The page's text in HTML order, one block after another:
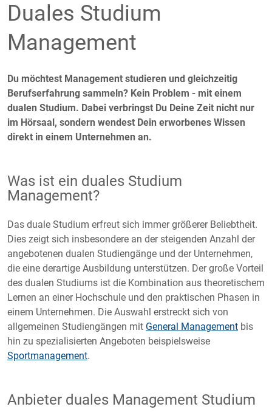
Duales Studium
Management
Du möchtest Management studieren und gleichzeitig
Berufserfahrung sammeln? Kein Problem - mit einem
dualen Studium. Dabei verbringst Du Deine Zeit nicht nur
im Hörsaal, sondern wendest Dein erworbenes Wissen
direkt in einem Unternehmen an.
Was ist ein duales Studium
Management?
Das duale Studium erfreut sich immer größerer Beliebtheit.
Dies zeigt sich insbesondere an der steigenden Anzahl der
angebotenen dualen Studiengänge und der Unternehmen,
die eine derartige Ausbildung unterstützen. Der große Vorteil
des dualen Studiums ist die Kombination aus theoretischem
Lernen an einer Hochschule und den praktischen Phasen in
einem Unternehmen. Die Auswahl erstreckt sich von
allgemeinen Studiengängen mit General Management bis
hin zu spezialisierten Angeboten beispielsweise
Sportmanagement.
Anbieter duales Management Studium